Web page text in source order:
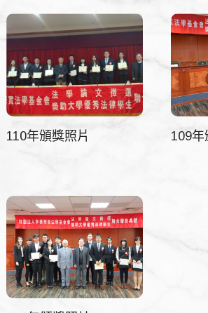
110年頒獎照片 109年